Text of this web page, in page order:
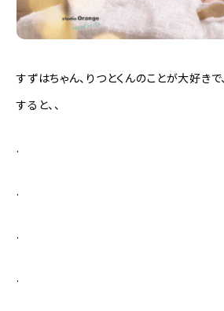
すずはちゃん、りつとくんのことが大好きで
すると、、
.
.
.
.